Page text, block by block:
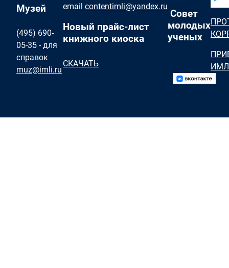
Музей
(495) 690-
05-35 - для
справок
muz@imli.ru
email contentimli@yandex.ru
Новый прайс-лист
книжного киоска
СКАЧАТЬ
Совет
молодых
ученых